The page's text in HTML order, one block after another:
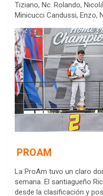
Tiziano, Nc. Rolando,
Minicucci Candussi, Enzo,
PROAM
La ProAm tuvo un claro
semana. El santiagueño
desde la clasificación y